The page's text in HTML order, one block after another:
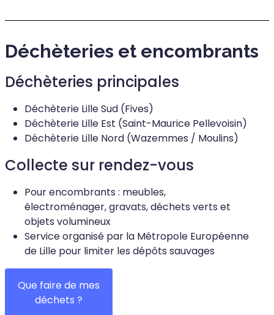
Déchèteries et encombrants
Déchèteries principales
Déchèterie Lille Sud (Fives)
Déchèterie Lille Est (Saint-Maurice Pellevoisin)
Déchèterie Lille Nord (Wazemmes / Moulins)
Collecte sur rendez-vous
Pour encombrants : meubles,
électroménager, gravats, déchets verts et
objets volumineux
Service organisé par la Métropole Européenne
de Lille pour limiter les dépôts sauvages
Que faire de mes
déchets ?